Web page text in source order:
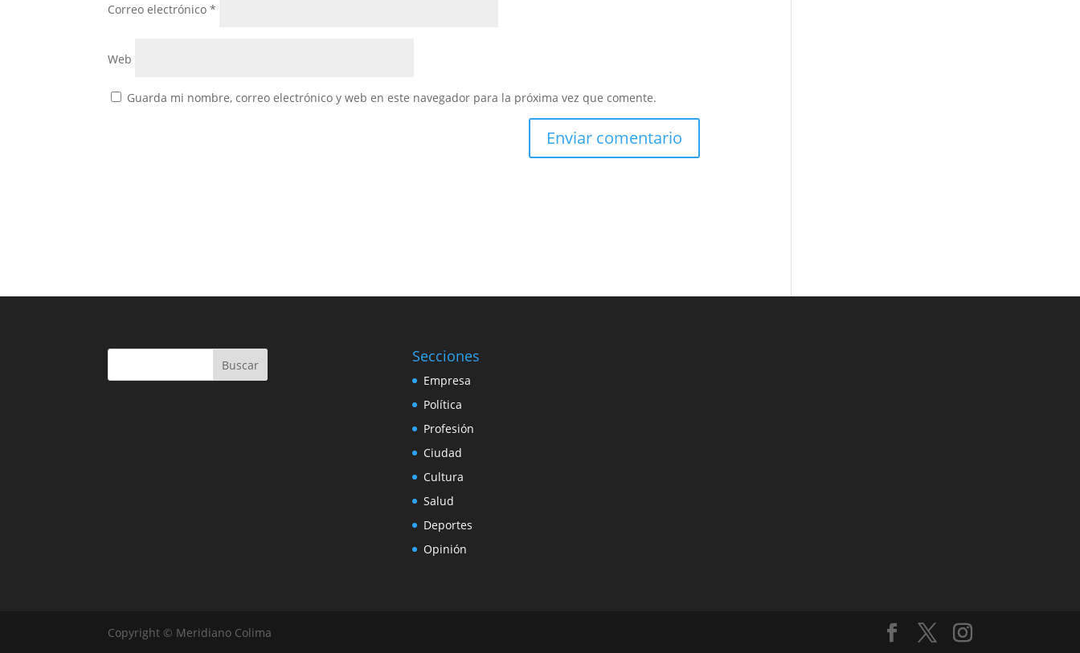
Correo electrónico*
Web
Guarda mi nombre, correo electrónico y web en este navegador para la próxima vez que comente.
Buscar Secciones
Empresa
Política
Profesión
Ciudad
Cultura
Salud
Deportes
Opinión
Copyright © Meridiano Colima